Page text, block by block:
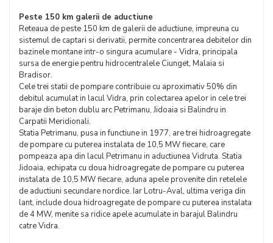
Peste 150 km galerii de aductiune
Reteaua de peste 150 km de galerii de aductiune, impreuna cu
sistemul de captari si derivatii, permite concentrarea debitelor din
bazinele montane intr-o singura acumulare - Vidra, principala
sursa de energie pentru hidrocentralele Ciunget, Malaia si
Bradisor.
Cele trei statii de pompare contribuie cu aproximativ 50% din
debitul acumulat in lacul Vidra, prin colectarea apelor in cele trei
baraje din beton dublu arc Petrimanu, Jidoaia si Balindru in
Carpatii Meridionali.
Statia Petrimanu, pusa in functiune in 1977, are trei hidroagregate
de pompare cu puterea instalata de 10,5 MW fiecare, care
pompeaza apa din lacul Petrimanu in aductiunea Vidruta. Statia
Jidoaia, echipata cu doua hidroagregate de pompare cu puterea
instalata de 10,5 MW fiecare, aduna apele provenite din retelele
de aductiuni secundare nordice. Iar Lotru-Aval, ultima veriga din
lant, include doua hidroagregate de pompare cu puterea instalata
de 4 MW, menite sa ridice apele acumulate in barajul Balindru
catre Vidra.